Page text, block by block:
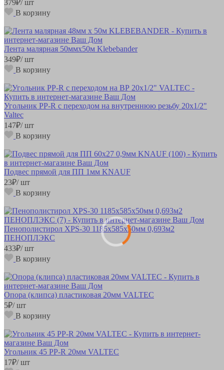
379₽/ шт
В корзину
Лента малярная 50ммх50м Klebebander
349₽/ шт
В корзину
Угольник РР-R с переходом на внутреннюю резьбу 20х1/2"
Valteс
147₽/ шт
В корзину
Подвес прямой для ПП 1мм KNAUF
23₽/ шт
В корзину
Пенополистирол XPS-30 1185х585х50мм 0,693м2
ПЕНОПЛЭКС
433₽/ шт
В корзину
Опора (клипса) пластиковая 20мм VALTEC
5₽/ шт
В корзину
Угольник 45 РР-R 20мм VALTEC
17₽/ шт